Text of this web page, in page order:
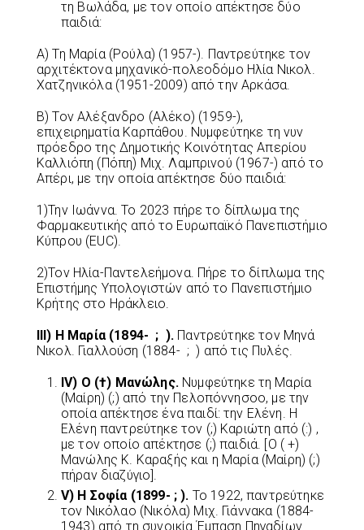
τη Βωλάδα, με τον οποίο απέκτησε δύο
παιδιά:
Α) Τη Μαρία (Ρούλα) (1957-). Παντρεύτηκε τον
αρχιτέκτονα μηχανικό-πολεοδόμο Ηλία Νικολ.
Χατζηνικόλα (1951-2009) από την Αρκάσα.
Β) Τον Αλέξανδρο (Αλέκο) (1959-),
επιχειρηματία Καρπάθου. Νυμφεύτηκε τη νυν
πρόεδρο της Δημοτικής Κοινότητας Απερίου
Καλλιόπη (Πόπη) Μιχ. Λαμπρινού (1967-) από το
Απέρι, με την οποία απέκτησε δύο παιδιά:
1)Την Ιωάννα. Το 2023 πήρε το δίπλωμα της
Φαρμακευτικής από το Ευρωπαϊκό Πανεπιστήμιο
Κύπρου (EUC).
2)Τον Ηλία-Παντελεήμονα. Πήρε το δίπλωμα της
Επιστήμης Υπολογιστών από το Πανεπιστήμιο
Κρήτης στο Ηράκλειο.
III) Η Μαρία (1894- ; ). Παντρεύτηκε τον Μηνά
Νικολ. Γιαλλούση (1884- ; ) από τις Πυλές.
IV) Ο (†) Μανώλης. Νυμφεύτηκε τη Μαρία
(Μαίρη) (;) από την Πελοπόννησοο, με την
οποία απέκτησε ένα παιδί: την Ελένη. Η
Ελένη παντρεύτηκε τον (;) Καριώτη από (:) ,
με τον οποίο απέκτησε (;) παιδιά. [Ο ( +)
Μανώλης Κ. Καραξής και η Μαρία (Μαίρη) (;)
πήραν διαζύγιο].
V) Η Σοφία (1899- ; ). Το 1922, παντρεύτηκε
τον Νικόλαο (Νικόλα) Μιχ. Γιάννακα (1884-
1943) από τη συνοικία Έμπαση Πηγαδίων